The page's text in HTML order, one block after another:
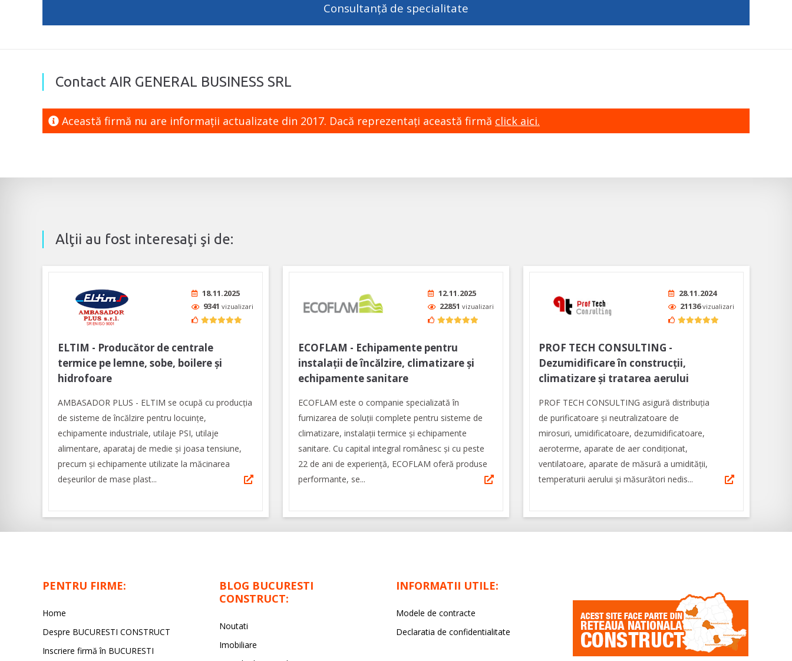
Consultanță de specialitate
Contact AIR GENERAL BUSINESS SRL
Această firmă nu are informaţii actualizate din 2017. Dacă reprezentaţi această firmă click aici.
Alţii au fost interesaţi şi de:
18.11.2025
9341 vizualizari
ELTIM - Producător de centrale
termice pe lemne, sobe, boilere și
hidrofoare
AMBASADOR PLUS - ELTIM se ocupă cu producția
de sisteme de încălzire pentru locuințe,
echipamente industriale, utilaje PSI, utilaje
alimentare, aparataj de medie şi joasa tensiune,
precum şi echipamente utilizate la măcinarea
deşeurilor de mase plast...
12.11.2025
22851 vizualizari
ECOFLAM - Echipamente pentru
instalații de încălzire, climatizare și
echipamente sanitare
ECOFLAM este o companie specializată în
furnizarea de soluții complete pentru sisteme de
climatizare, instalații termice și echipamente
sanitare. Cu capital integral românesc și cu peste
22 de ani de experiență, ECOFLAM oferă produse
performante, se...
28.11.2024
21136vizualizari
PROF TECH CONSULTING -
Dezumidificare în construcții,
climatizare și tratarea aerului
PROF TECH CONSULTING asigură distribuția
de purificatoare şi neutralizatoare de
mirosuri, umidificatoare, dezumidificatoare,
aeroterme, aparate de aer condiționat,
ventilatoare, aparate de măsură a umidităţii,
temperaturii aerului şi măsurători nedis...
PENTRU FIRME:
Home
Despre BUCURESTI CONSTRUCT
Inscriere firmă în BUCURESTI
BLOG BUCURESTI
CONSTRUCT:
Noutati
Imobiliare
INFORMATII UTILE:
Modele de contracte
Declaratia de confidentialitate